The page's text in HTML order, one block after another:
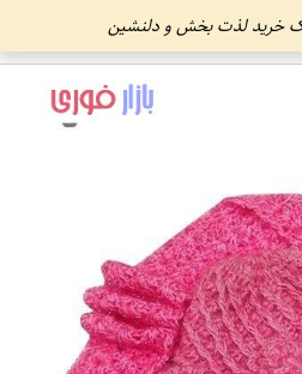
یک خرید لذت بخش و دلنشین